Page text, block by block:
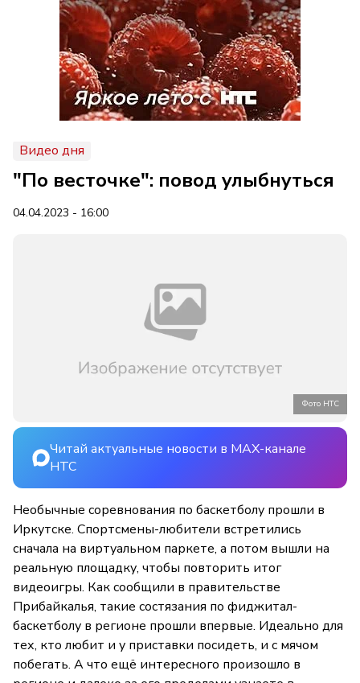
Видео дня
"По весточке": повод улыбнуться
04.04.2023 - 16:00
Фото НТС
Читай актуальные новости в MAX-канале
НТС
Необычные соревнования по баскетболу прошли в
Иркутске. Спортсмены-любители встретились
сначала на виртуальном паркете, а потом вышли на
реальную площадку, чтобы повторить итог
видеоигры. Как сообщили в правительстве
Прибайкалья, такие состязания по фиджитал-
баскетболу в регионе прошли впервые. Идеально для
тех, кто любит и у приставки посидеть, и с мячом
побегать. А что ещё интересного произошло в